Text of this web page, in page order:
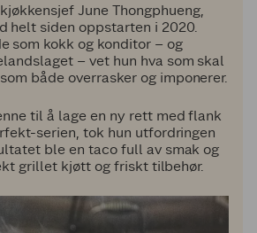
June Thongphueng,
helt siden oppstarten i 2020.
som kokk og konditor – og
– vet hun hva som skal
både overrasker og imponerer.
til å lage en ny rett med flank
serien, tok hun utfordringen
ble en taco full av smak og
grillet kjøtt og friskt tilbehør.